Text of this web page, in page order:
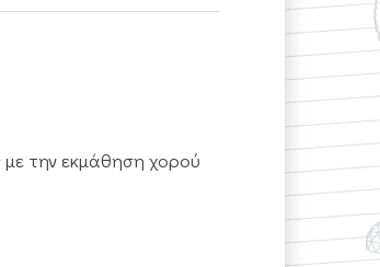
με την εκμάθηση χορού